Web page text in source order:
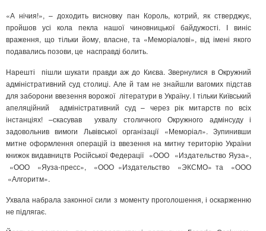
«А нічия!», – доходить висновку пан Король, котрий, як стверджує,
пройшов усі кола пекла нашої чиновницької байдужості. І виніс
враження, що тільки йому, власне, та «Меморіалові», від імені якого
подавались позови, це насправді болить.
Нарешті пішли шукати правди аж до Києва. Звернулися в Окружний
адміністративний суд столиці. Але й там не знайшли вагомих підстав
для заборони ввезення ворожої літератури в Україну. І тільки Київський
апеляційний адміністративний суд – через рік митарств по всіх
інстанціях! –скасував ухвалу столичного Окружного адмінсуду і
задовольнив вимоги Львівської організації «Меморіал». Зупинивши
митне оформлення операцій із ввезення на митну територію України
книжок видавництв Російської Федерації «ООО «Издательство Яуза»,
«ООО «Яуза-пресс», «ООО «Издательство «ЭКСМО» та «ООО
«Алгоритм».
Ухвала набрала законної сили з моменту проголошення, і оскарженню
не підлягає.